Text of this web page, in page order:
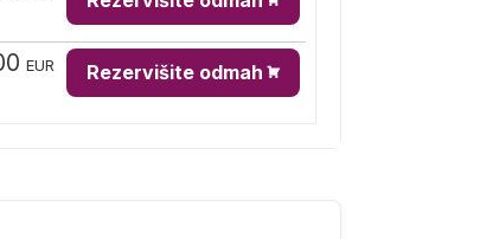
EUR Rezervišite odmah